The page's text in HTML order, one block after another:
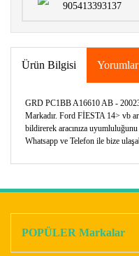
905413393137
Ürün Bilgisi Yorumlar
GRD PC1BB A16610 AB -
Markadır. Ford FİESTA 14> vb
bildirerek aracınıza
Whatsapp ve Telefon ile bize
POPÜLER Markalar